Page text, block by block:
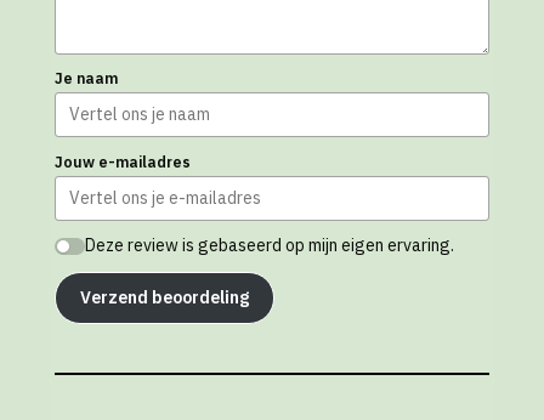
Je naam
Jouw e-mailadres
Deze review is gebaseerd op mijn eigen ervaring.
Verzend beoordeling